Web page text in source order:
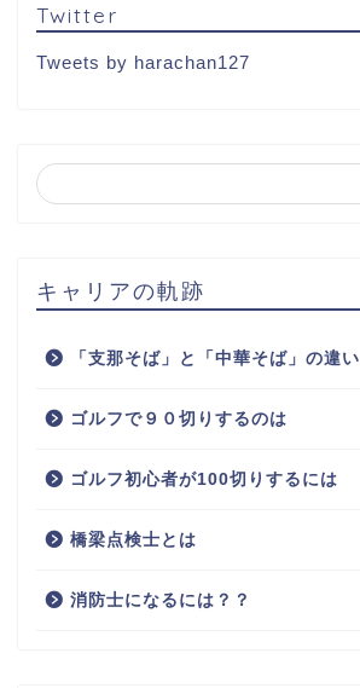
Twitter
Tweets by harachan127
キャリアの軌跡
「支那そば」と「中華そば」の違い
ゴルフで９０切りするのは
ゴルフ初心者が100切りするには
橋梁点検士とは
消防士になるには？？